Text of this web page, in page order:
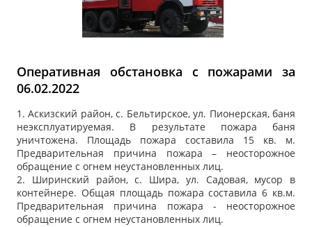
Оперативная обстановка с пожарами за
06.02.2022
1. Аскизский район, с. Бельтирское, ул. Пионерская, баня
неэксплуатируемая. В результате пожара баня
уничтожена. Площадь пожара составила 15 кв. м.
Предварительная причина пожара – неосторожное
обращение с огнем неустановленных лиц.
2. Ширинский район, с. Шира, ул. Садовая, мусор в
контейнере. Общая площадь пожара составила 6 кв.м.
Предварительная причина пожара - неосторожное
обращение с огнем неустановленных лиц.